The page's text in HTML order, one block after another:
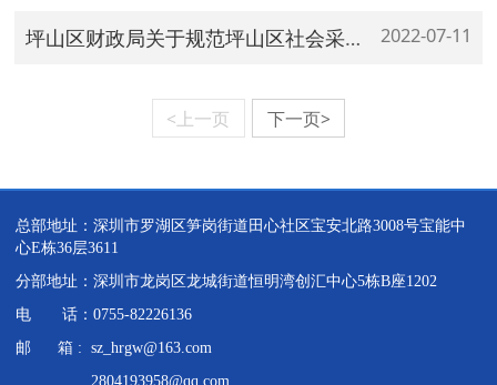
坪山区财政局关于规范坪山区社会采购代理机构管理有关事项的通知 2022-07-11
<上一页 下一页>
总部地址：深圳市罗湖区笋岗街道田心社区宝安北路3008号宝能中
心E栋36层3611
分部地址：深圳市龙岗区龙城街道恒明湾创汇中心5栋B座1202
电 话：0755-82226136
邮 箱 : sz_hrgw@163.com
2804193958@qq.com